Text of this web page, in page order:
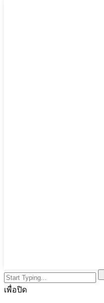
เพื่อปิด